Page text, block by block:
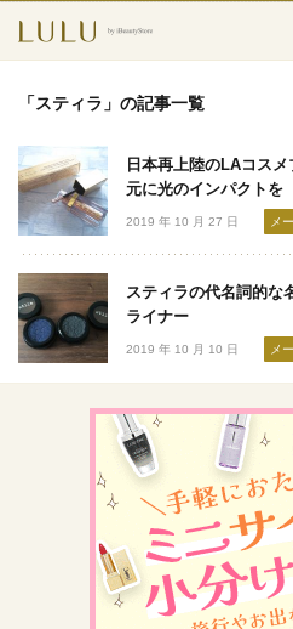
スキンケア
メークアップ
エイジングケア
フレグランス
ボディ＆ヘア
ライフスタイル
「スティラ」の記事一覧
日本再上陸のLAコス
元に光のインパクトを
2019 年 10 月 27 日 メ
スティラの代名詞的な
ライナー
2019 年 10 月 10 日 メ